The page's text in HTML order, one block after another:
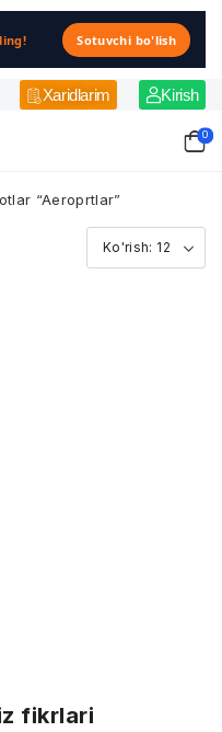
Sotuvchi bo'lish
Xaridlarim Kirish
0
“Aeroprtlar”
fikrlari